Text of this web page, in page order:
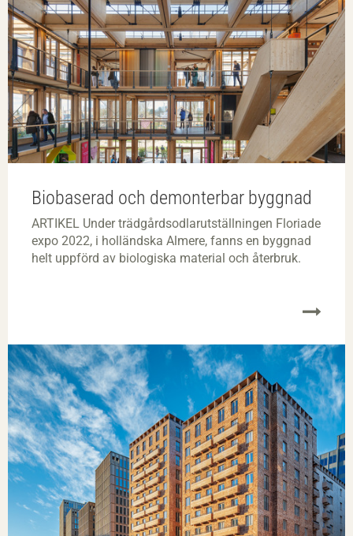
Biobaserad och demonterbar byggnad
ARTIKEL Under trädgårdsodlarutställningen Floriade
expo 2022, i holländska Almere, fanns en byggnad
helt uppförd av biologiska material och återbruk.